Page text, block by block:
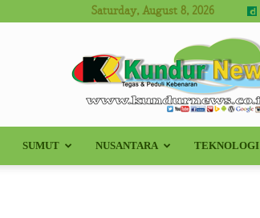
Saturday, August 8, 2026
Kundur
SUMUT NUSANTARA TEKNOLOGI